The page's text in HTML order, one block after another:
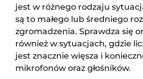
jest w różnego rodzaju
są to małego lub średniego
zgromadzenia. Sprawdza się
również w sytuacjach, gdzie
jest znacznie więsza i
mikrofonów oraz głośników.